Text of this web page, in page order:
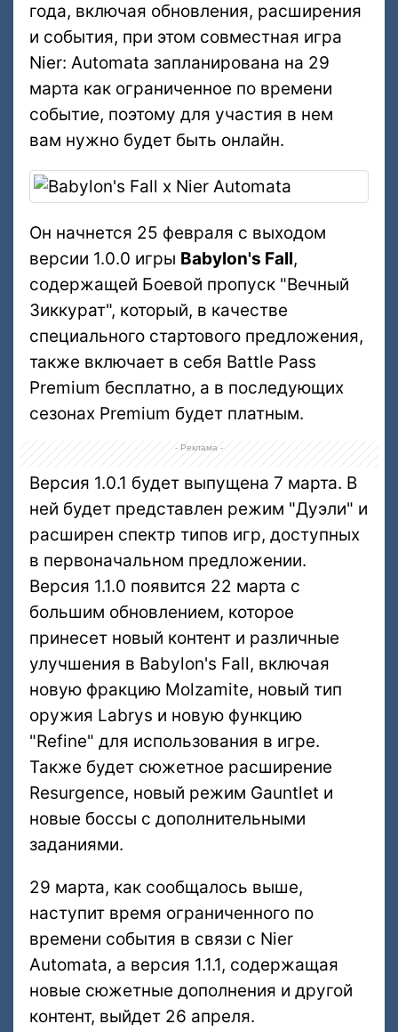
года, включая обновления, расширения
и события, при этом совместная игра
Nier: Automata запланирована на 29
марта как ограниченное по времени
событие, поэтому для участия в нем
вам нужно будет быть онлайн.
Он начнется 25 февраля с выходом
версии 1.0.0 игры Babylon's Fall,
содержащей Боевой пропуск "Вечный
Зиккурат", который, в качестве
специального стартового предложения,
также включает в себя Battle Pass
Premium бесплатно, а в последующих
сезонах Premium будет платным.
- Реклама -
Версия 1.0.1 будет выпущена 7 марта. В
ней будет представлен режим "Дуэли" и
расширен спектр типов игр, доступных
в первоначальном предложении.
Версия 1.1.0 появится 22 марта с
большим обновлением, которое
принесет новый контент и различные
улучшения в Babylon's Fall, включая
новую фракцию Molzamite, новый тип
оружия Labrys и новую функцию
"Refine" для использования в игре.
Также будет сюжетное расширение
Resurgence, новый режим Gauntlet и
новые боссы с дополнительными
заданиями.
29 марта, как сообщалось выше,
наступит время ограниченного по
времени события в связи с Nier
Automata, а версия 1.1.1, содержащая
новые сюжетные дополнения и другой
контент, выйдет 26 апреля.